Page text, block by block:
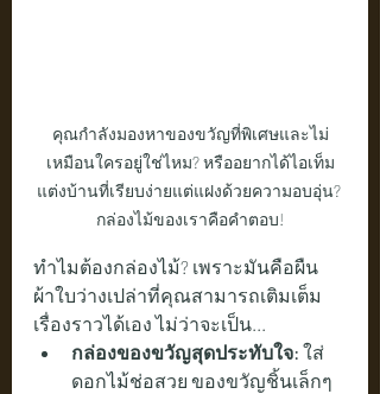
คุณกำลังมองหาของขวัญที่พิเศษและไม่
เหมือนใครอยู่ใช่ไหม? หรืออยากได้ไอเท็ม
แต่งบ้านที่เรียบง่ายแต่แฝงด้วยความอบอุ่น?
กล่องไม้ของเราคือคำตอบ!
ทำไมต้องกล่องไม้? เพราะมันคือผืน
ผ้าใบว่างเปล่าที่คุณสามารถเติมเต็ม
เรื่องราวได้เอง ไม่ว่าจะเป็น...
กล่องของขวัญสุดประทับใจ: ใส่
ดอกไม้ช่อสวย ของขวัญชิ้นเล็กๆ